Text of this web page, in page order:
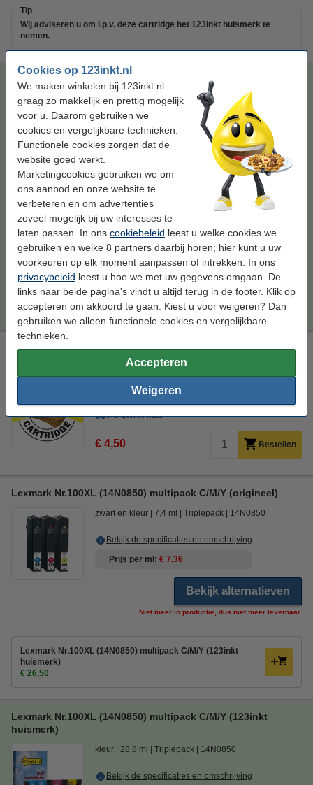
Cookies op 123inkt.nl
We maken winkelen bij 123inkt.nl
graag zo makkelijk en prettig mogelijk
voor u. Daarom gebruiken we
cookies en vergelijkbare technieken.
Functionele cookies zorgen dat de
website goed werkt.
Marketingcookies gebruiken we om
ons aanbod en onze website te
verbeteren en om advertenties
zoveel mogelijk bij uw interesses te
laten passen. In ons cookiebeleid leest u welke cookies we
gebruiken en welke 8 partners daarbij horen; hier kunt u uw
voorkeuren op elk moment aanpassen of intrekken. In ons
privacybeleid leest u hoe we met uw gegevens omgaan. De
links naar beide pagina's vindt u altijd terug in de footer. Klik op
accepteren om akkoord te gaan. Kiest u voor weigeren? Dan
gebruiken we alleen functionele cookies en vergelijkbare
technieken.
Accepteren
Weigeren
Tip
Wij adviseren u om i.p.v. deze cartridge het 123inkt huismerk te
nemen.
Lexmark Nr.100XL (14N1071E) inktcartridge geel hoge
capaciteit (123inkt huismerk)
geel inkjet cartridge 9,6 ml 123inkt
Bekijk de specificaties en omschrijving
Bespaar
op uw inkt (zonder
Direct leverbaar
Morgen in huis
Prijs per ml € 0,99
€ 9,50 Bestellen
Tip
Wij adviseren u om deze cartridge i.p.v. de originele cartridge te
nemen.
Lexmark Nr.100XL (14N1071E) reinigingscartridge geel hoge
Bekijk de specificaties en omschrijving
Morgen in huis
€ 4,50 Bestellen
Lexmark Nr.100XL (14N0850) multipack C/M/Y (origineel)
zwart en kleur 7,4 ml Triplepack 14N0850
Bekijk de specificaties en omschrijving
Prijs per ml
€ 7,36
Bekijk alternatieven
Niet meer in productie, dus niet meer leverbaar.
Lexmark Nr.100XL (14N0850) multipack C/M/Y (123inkt
huismerk)
€ 26,50
Lexmark Nr.100XL (14N0850) multipack C/M/Y (123inkt
huismerk)
kleur 28,8 ml Triplepack 14N0850
Bekijk de specificaties en omschrijving